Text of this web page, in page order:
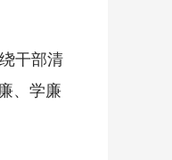
干部清
、学廉